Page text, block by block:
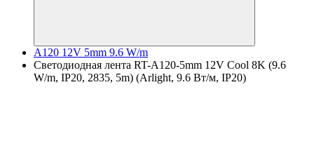
A120 12V 5mm 9.6 W/m
Светодиодная лента RT-A120-5mm 12V Cool 8K (9.6
W/m, IP20, 2835, 5m) (Arlight, 9.6 Вт/м, IP20)